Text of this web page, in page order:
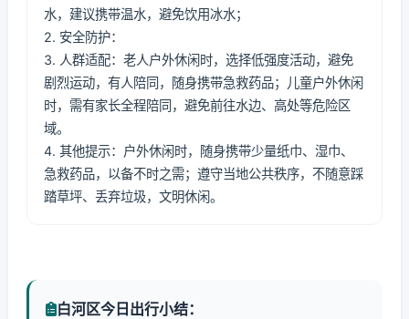
水，建议携带温水，避免饮用冰水；
2. 安全防护：
3. 人群适配：老人户外休闲时，选择低强度活动，避免
剧烈运动，有人陪同，随身携带急救药品；儿童户外休闲
时，需有家长全程陪同，避免前往水边、高处等危险区
域。
4. 其他提示：户外休闲时，随身携带少量纸巾、湿巾、
急救药品，以备不时之需；遵守当地公共秩序，不随意踩
踏草坪、丢弃垃圾，文明休闲。
白河区今日出行小结：